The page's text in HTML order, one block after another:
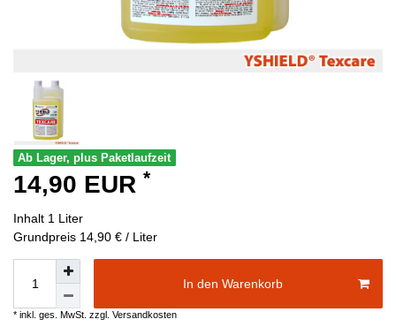
Ab Lager, plus Paketlaufzeit
14,90 EUR *
Inhalt 1 Liter
Grundpreis 14,90 € / Liter
In den Warenkorb
* inkl. ges. MwSt. zzgl. Versandkosten